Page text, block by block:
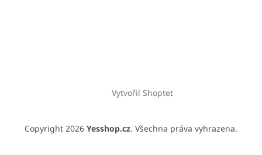
Vytvořil Shoptet
Copyright 2026 Yesshop.cz. Všechna práva vyhrazena.